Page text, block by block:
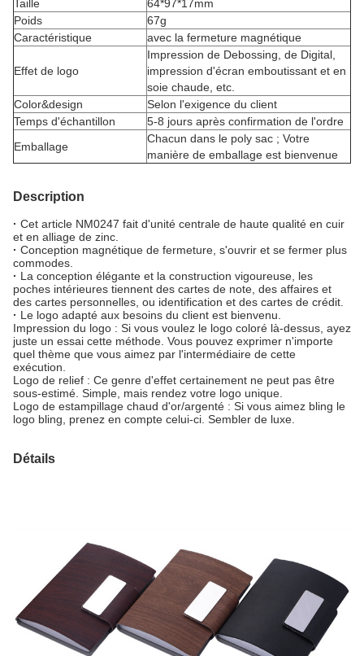
Taille
64*97*17mm
Poids
67g
Caractéristique
avec la fermeture magnétique
Effet de logo
Impression de Debossing, de Digital,
impression d'écran emboutissant et en
soie chaude, etc.
Color&design
Selon l'exigence du client
Temps d'échantillon
5-8 jours après confirmation de l'ordre
Emballage
Chacun dans le poly sac ; Votre
manière de emballage est bienvenue
Description
· Cet article NM0247 fait d'unité centrale de haute qualité en cuir
et en alliage de zinc.
· Conception magnétique de fermeture, s'ouvrir et se fermer plus
commodes.
· La conception élégante et la construction vigoureuse, les
poches intérieures tiennent des cartes de note, des affaires et
des cartes personnelles, ou identification et des cartes de crédit.
· Le logo adapté aux besoins du client est bienvenu.
Impression du logo : Si vous voulez le logo coloré là-dessus, ayez
juste un essai cette méthode. Vous pouvez exprimer n'importe
quel thème que vous aimez par l'intermédiaire de cette
exécution.
Logo de relief : Ce genre d'effet certainement ne peut pas être
sous-estimé. Simple, mais rendez votre logo unique.
Logo de estampillage chaud d'or/argenté : Si vous aimez bling le
logo bling, prenez en compte celui-ci. Sembler de luxe.
Détails